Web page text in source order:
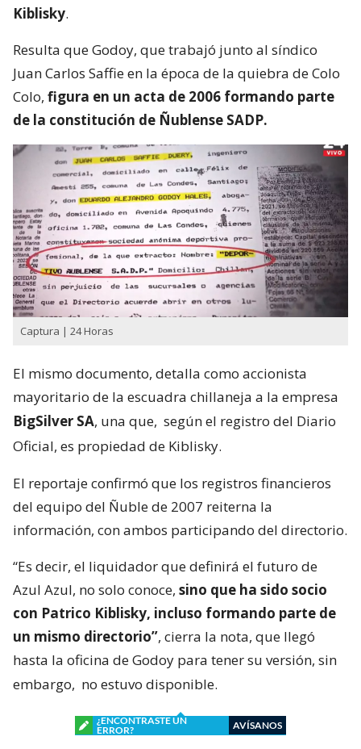
Kiblisky.
Resulta que Godoy, que trabajó junto al síndico
Juan Carlos Saffie en la época de la quiebra de Colo
Colo, figura en un acta de 2006 formando parte
de la constitución de Ñublense SADP.
Captura | 24 Horas
El mismo documento, detalla como accionista
mayoritario de la escuadra chillaneja a la empresa
BigSilver SA, una que, según el registro del Diario
Oficial, es propiedad de Kiblisky.
El reportaje confirmó que los registros financieros
del equipo del Ñuble de 2007 reiterna la
información, con ambos participando del directorio.
“Es decir, el liquidador que definirá el futuro de
Azul Azul, no solo conoce, sino que ha sido socio
con Patrico Kiblisky, incluso formando parte de
un mismo directorio”, cierra la nota, que llegó
hasta la oficina de Godoy para tener su versión, sin
embargo, no estuvo disponible.
¿ENCONTRASTE UN
ERROR?
AVÍSANOS